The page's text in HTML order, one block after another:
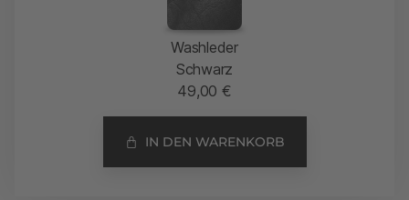
Washleder
Schwarz
49,00 €
IN DEN WARENKORB